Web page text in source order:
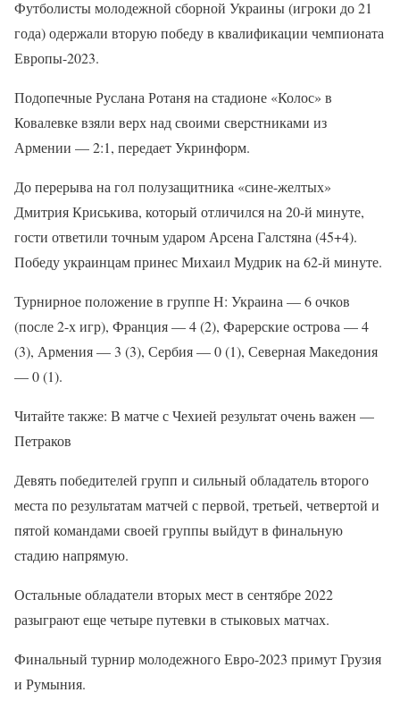
Футболисты молодежной сборной Украины (игроки до 21
года) одержали вторую победу в квалификации чемпионата
Европы-2023.
Подопечные Руслана Ротаня на стадионе «Колос» в
Ковалевке взяли верх над своими сверстниками из
Армении — 2:1, передает Укринформ.
До перерыва на гол полузащитника «сине-желтых»
Дмитрия Криськива, который отличился на 20-й минуте,
гости ответили точным ударом Арсена Галстяна (45+4).
Победу украинцам принес Михаил Мудрик на 62-й минуте.
Турнирное положение в группе Н: Украина — 6 очков
(после 2-х игр), Франция — 4 (2), Фарерские острова — 4
(3), Армения — 3 (3), Сербия — 0 (1), Северная Македония
— 0 (1).
Читайте также: В матче с Чехией результат очень важен —
Петраков
Девять победителей групп и сильный обладатель второго
места по результатам матчей с первой, третьей, четвертой и
пятой командами своей группы выйдут в финальную
стадию напрямую.
Остальные обладатели вторых мест в сентябре 2022
разыграют еще четыре путевки в стыковых матчах.
Финальный турнир молодежного Евро-2023 примут Грузия
и Румыния.